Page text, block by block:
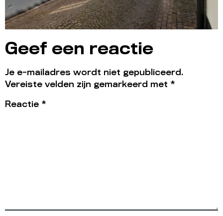
Geef een reactie
Je e-mailadres wordt niet gepubliceerd.
Vereiste velden zijn gemarkeerd met *
Reactie *